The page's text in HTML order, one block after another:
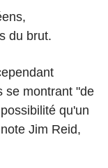
du brut.
se montrant "de
qu'un
Jim Reid,